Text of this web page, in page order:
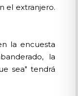
el extranjero.
la encuesta
la
sea" tendrá